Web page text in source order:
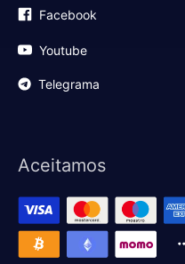
Facebook
Youtube
Telegrama
Aceitamos